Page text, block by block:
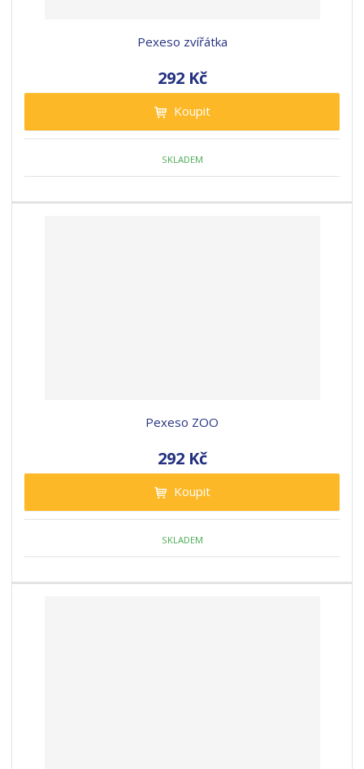
Pexeso zvířátka
292 Kč
Koupit
SKLADEM
Pexeso ZOO
292 Kč
Koupit
SKLADEM